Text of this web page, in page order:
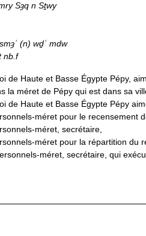
Sȝq n Sṯwy
(n) wḏʿ mdw
nb.f
de Haute et Basse Égypte Pépy,
la méret de Pépy qui est dans sa
de Haute et Basse Égypte Pépy
méret pour le recensement
méret, secrétaire,
méret pour la répartition
méret, secrétaire, qui